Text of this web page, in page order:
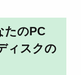
たのPC
ィスクの